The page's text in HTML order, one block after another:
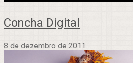
Concha Digital
8 de dezembro de 2011